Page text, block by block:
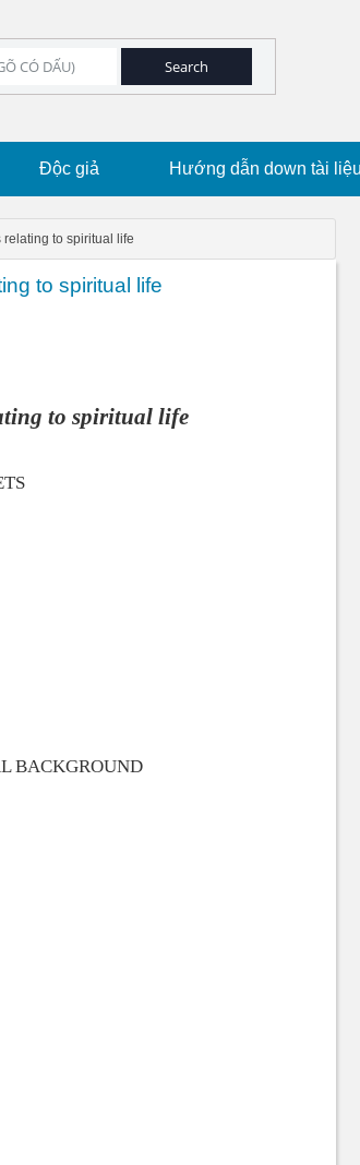
Độc giả Hướng dẫn down tài liệu
to spiritual life
to spiritual life
to spiritual life
BACKGROUND